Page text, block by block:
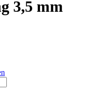
3,5 mm